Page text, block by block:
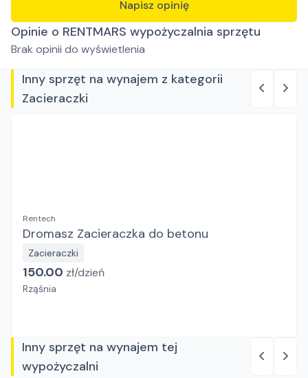
Napisz opinię
Opinie o RENTMARS wypożyczalnia sprzętu
Brak opinii do wyświetlenia
Inny sprzęt na wynajem z kategorii
Zacieraczki
Rentech
Dromasz Zacieraczka do betonu
Zacieraczki
150.00 zł/dzień
Rząśnia
Inny sprzęt na wynajem tej
wypożyczalni